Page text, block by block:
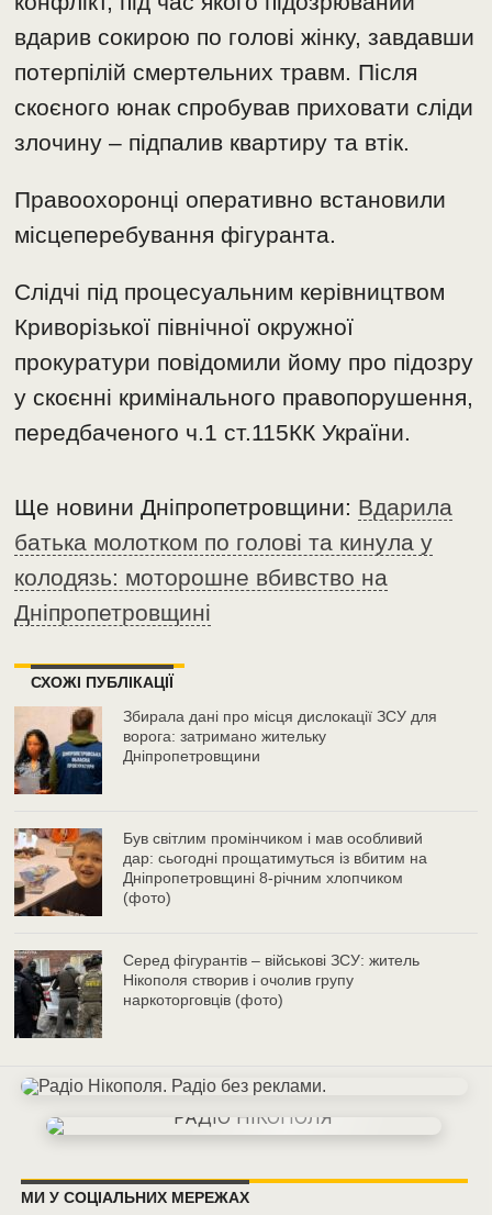
вдарив сокирою по голові жінку, завдавши
потерпілій смертельних травм. Після
скоєного юнак спробував приховати сліди
злочину – підпалив квартиру та втік.
Правоохоронці оперативно встановили
місцеперебування фігуранта.
Слідчі під процесуальним керівництвом
Криворізької північної окружної
прокуратури повідомили йому про підозру
у скоєнні кримінального правопорушення,
передбаченого ч.1 ст.115КК України.
Ще новини Дніпропетровщини: Вдарила
батька молотком по голові та кинула у
колодязь: моторошне вбивство на
Дніпропетровщині
СХОЖІ ПУБЛІКАЦІЇ
Збирала дані про місця дислокації ЗСУ для
ворога: затримано жительку
Дніпропетровщини
Був світлим промінчиком і мав особливий
дар: сьогодні прощатимуться із вбитим на
Дніпропетровщині 8-річним хлопчиком
(фото)
Серед фігурантів – військові ЗСУ: житель
Нікополя створив і очолив групу
наркоторговців (фото)
МИ У СОЦІАЛЬНИХ МЕРЕЖАХ